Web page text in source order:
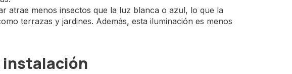
atrae menos insectos que la luz blanca o azul, lo que la
terrazas y jardines. Además, esta iluminación es menos
instalación